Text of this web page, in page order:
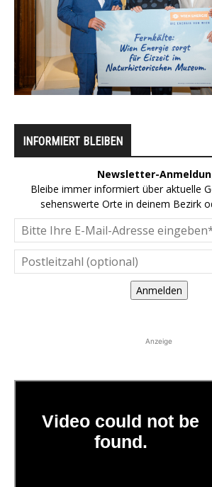
INFORMIERT BLEIBEN
Newsletter-
Bleibe immer informiert über aktuelle
sehenswerte Orte in deinem Bezirk
Anmelden
Anzeige